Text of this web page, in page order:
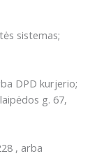
sistemas;
DPD kurjerio;
g. 67,
, arba